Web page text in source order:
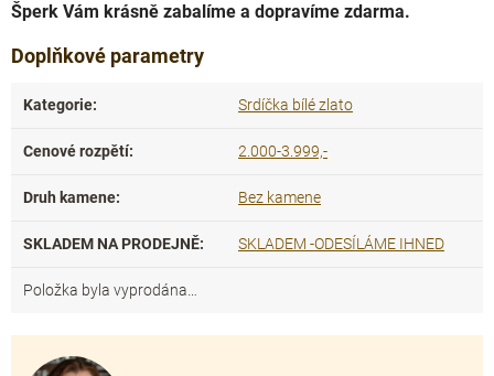
Šperk Vám krásně zabalíme a dopravíme zdarma.
Doplňkové parametry
Kategorie: Srdíčka bílé zlato
Cenové rozpětí: 2.000-3.999,-
Druh kamene: Bez kamene
SKLADEM NA PRODEJNĚ: SKLADEM -ODESÍLÁME IHNED
Položka byla vyprodána…